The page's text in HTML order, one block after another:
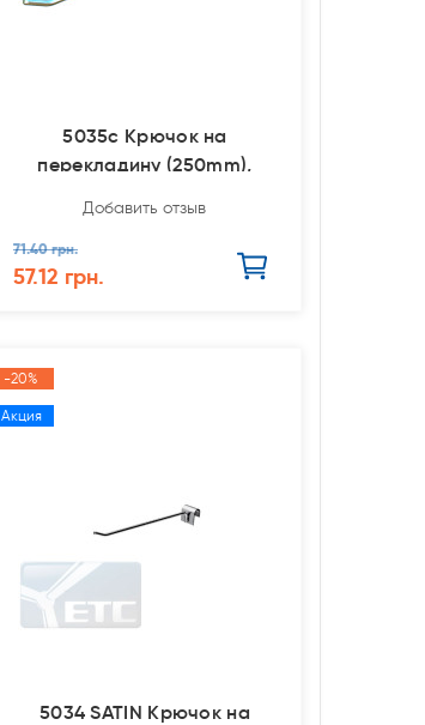
5035c Крючок на
перекладину (250mm),
Добавить отзыв
71.40 грн.
57.12 грн.
-20%
Акция
5034 SATIN Крючок на